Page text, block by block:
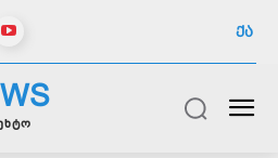
ᲥᲐ